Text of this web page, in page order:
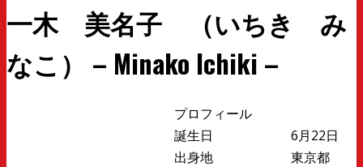
一木 美名子 （いちき み
なこ） – Minako Ichiki –
プロフィール
誕生日
6月22日
出身地
東京都